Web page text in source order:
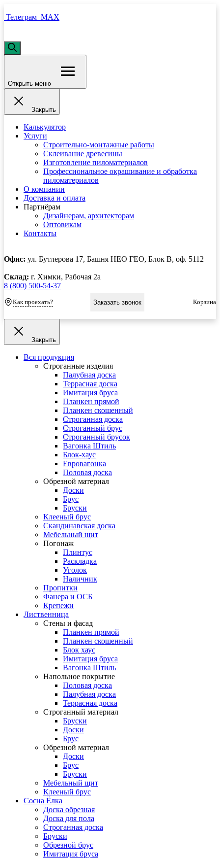
Телеграм MAX
Поиск
товаров
Открыть меню
Закрыть
Калькулятор
Услуги
Строительно-монтажные работы
Склеивание древесины
Изготовление пиломатериалов
Профессиональное окрашивание и обработка
пиломатериалов
О компании
Доставка и оплата
Партнёрам
Дизайнерам, архитекторам
Оптовикам
Контакты
Офис: ул. Бутлерова 17, Башня НЕО ГЕО, Блок В, оф. 5112
Склад: г. Химки, Рабочая 2а
8 (800) 500-54-37
Как проехать? Заказать звонок Корзина
Закрыть
Вся продукция
Строганные изделия
Палубная доска
Террасная доска
Имитация бруса
Планкен прямой
Планкен скошенный
Строганная доска
Строганный брус
Строганный брусок
Вагонка Штиль
Блок-хаус
Евровагонка
Половая доска
Обрезной материал
Доски
Брус
Бруски
Клееный брус
Скандинавская доска
Мебельный щит
Погонаж
Плинтус
Раскладка
Уголок
Наличник
Пропитки
Фанера и ОСБ
Крепежи
Лиственница
Стены и фасад
Планкен прямой
Планкен скошенный
Блок хаус
Имитация бруса
Вагонка Штиль
Напольное покрытие
Половая доска
Палубная доска
Террасная доска
Строганный материал
Бруски
Доски
Брус
Обрезной материал
Доски
Брус
Бруски
Мебельный щит
Клееный брус
Сосна Ёлка
Доска обрезная
Доска для пола
Строганная доска
Бруски
Обрезной брус
Имитация бруса